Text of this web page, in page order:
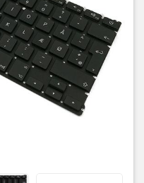
Nhật làm việc từ 9h30 -